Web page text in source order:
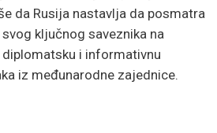
da Rusija nastavlja da posmatra
svog ključnog saveznika na
diplomatsku i informativnu
iz međunarodne zajednice.